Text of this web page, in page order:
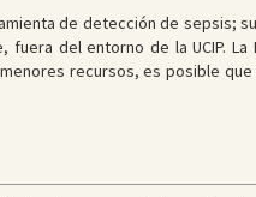
de detección de sepsis;
del entorno de la UCIP.
recursos, es posible